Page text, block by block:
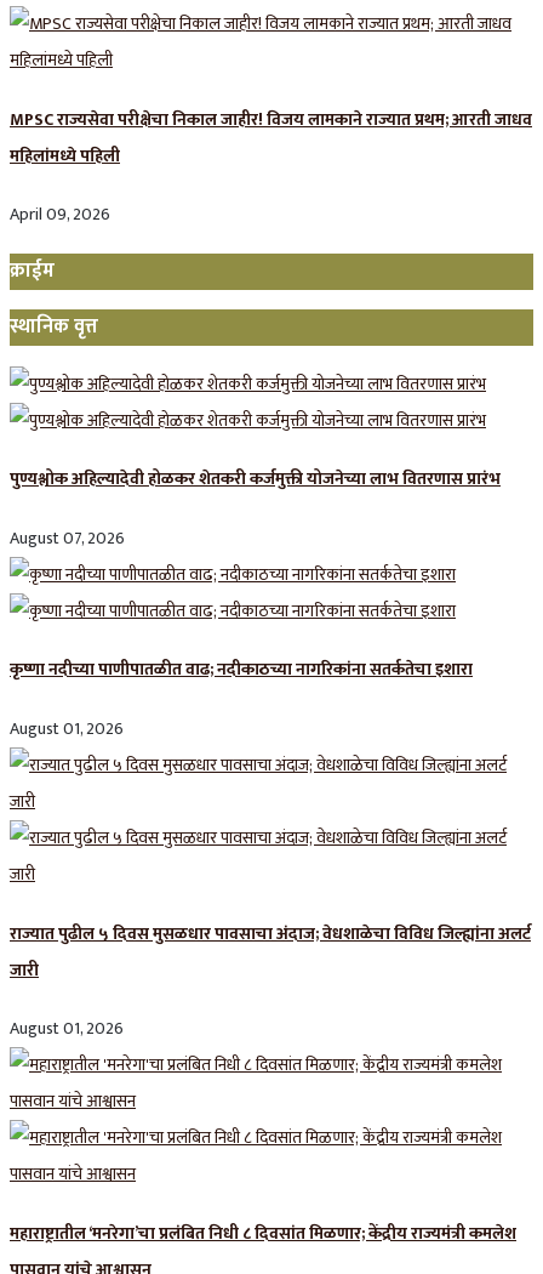
MPSC राज्यसेवा परीक्षेचा निकाल जाहीर! विजय लामकाने राज्यात प्रथम; आरती जाधव
महिलांमध्ये पहिली
April 09, 2026
क्राईम
स्थानिक वृत्त
पुण्यश्लोक अहिल्यादेवी होळकर शेतकरी कर्जमुक्ती योजनेच्या लाभ वितरणास प्रारंभ
August 07, 2026
कृष्णा नदीच्या पाणीपातळीत वाढ; नदीकाठच्या नागरिकांना सतर्कतेचा इशारा
August 01, 2026
राज्यात पुढील ५ दिवस मुसळधार पावसाचा अंदाज; वेधशाळेचा विविध जिल्ह्यांना अलर्ट
जारी
August 01, 2026
महाराष्ट्रातील ‘मनरेगा’चा प्रलंबित निधी ८ दिवसांत मिळणार; केंद्रीय राज्यमंत्री कमलेश